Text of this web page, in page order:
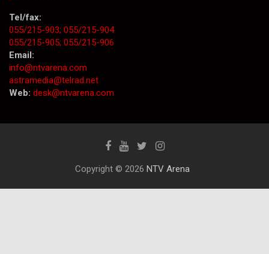
Tel/fax:
055/215-903; 055/215-904
055/215-905; 055/215-906
Email:
info@ntvarena.com
astramedia@telrad.net
Web: desk@ntvarena.com
Copyright © 2026 NTV Arena